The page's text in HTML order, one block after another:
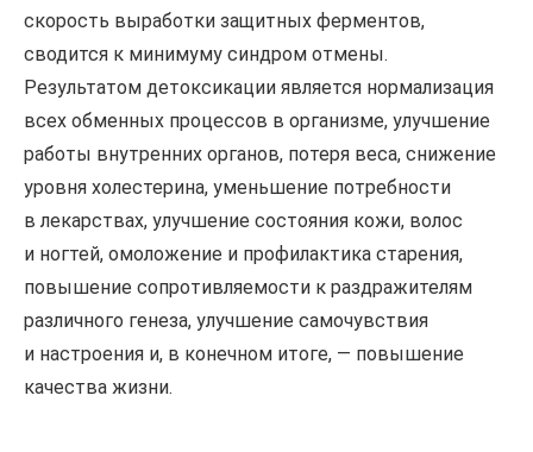
скорость выработки защитных ферментов,
сводится к минимуму синдром отмены.
Результатом детоксикации является нормализация
всех обменных процессов в организме, улучшение
работы внутренних органов, потеря веса, снижение
уровня холестерина, уменьшение потребности
в лекарствах, улучшение состояния кожи, волос
и ногтей, омоложение и профилактика старения,
повышение сопротивляемости к раздражителям
различного генеза, улучшение самочувствия
и настроения и, в конечном итоге, — повышение
качества жизни.